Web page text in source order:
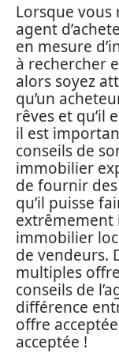
Lorsque vous
agent
en mesure
à rechercher
alors soyez
qu’un
rêves et qu’il
il est
conseils de
immobilier
de fournir
qu’il puisse
extrêmement
immobilier
de vendeurs.
multiples
conseils de
différence
offre
acceptée !